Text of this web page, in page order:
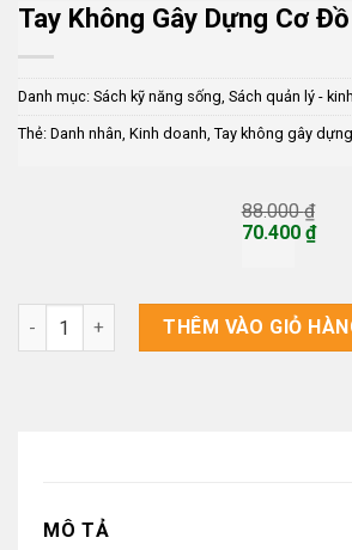
Tay Không Gây Dựng Cơ Đồ
Danh mục: Sách kỹ năng sống Sách quản lý -
Thẻ: Danh nhân Kinh doanh Tay không gây
88.000₫
Giá
70.400 ₫
là:
70.400 ₫.
Tay Không Gây Dựng Cơ Đồ số lượng
THÊM VÀO GIỎ
MÔ TẢ